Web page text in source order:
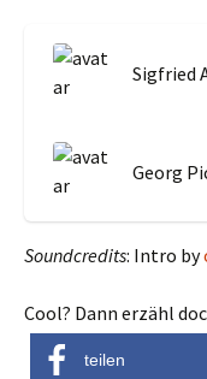
Sigfried
Georg
Soundcredits: Intro by
Cool? Dann erzähl
teilen